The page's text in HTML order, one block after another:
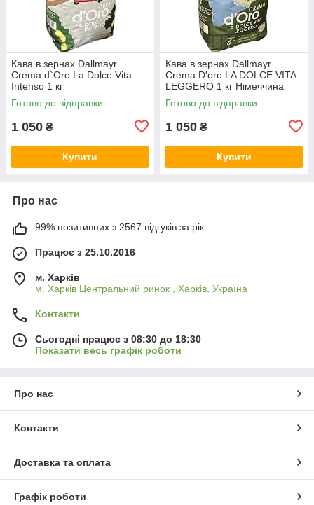
Кава в зернах Dallmayr
Crema d`Oro La Dolce Vita
Intenso 1 кг
Готово до відправки
1 050 ₴
Купити
Кава в зернах Dallmayr
Crema D'oro LA DOLCE VITA
LEGGERO 1 кг Німеччина
Готово до відправки
1 050 ₴
Купити
Про нас
99% позитивних з 2567 відгуків за рік
Працює з 25.10.2016
м. Харків
м. Харків Центральний ринок , Харків, Україна
Контакти
Сьогодні працює з 08:30 до 18:30
Показати весь графік роботи
Про нас
Контакти
Доставка та оплата
Графік роботи